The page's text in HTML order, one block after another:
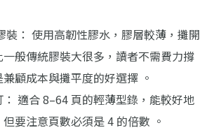
裝： 使用高韌性膠水，膠層較薄，攤開
一般傳統膠裝大很多，讀者不需費力撐
顧成本與攤平度的好選擇 。
適合 8–64 頁的輕薄型錄，能較好地
要注意頁數必須是 4 的倍數 。